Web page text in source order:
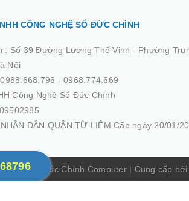
CÔNG NGHỆ SỐ ĐỨC CHÍNH
: Số 39 Đường Lương Thế Vinh - Phường
Nội
0988.668.796 - 0968.774.669
Công Nghệ Số Đức Chính
DÂN QUẬN TỪ LIÊM Cấp ngày 20/01/
thuộc về Đức Chính Computer | Cung cấp bởi